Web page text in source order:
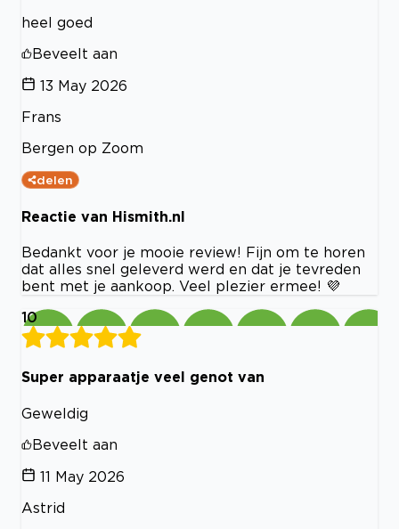
heel goed
Beveelt aan
13 May 2026
Frans
Bergen op Zoom
delen
Reactie van Hismith.nl
Bedankt voor je mooie review! Fijn om te horen
dat alles snel geleverd werd en dat je tevreden
bent met je aankoop. Veel plezier ermee! 💜
10
Super apparaatje veel genot van
Geweldig
Beveelt aan
11 May 2026
Astrid